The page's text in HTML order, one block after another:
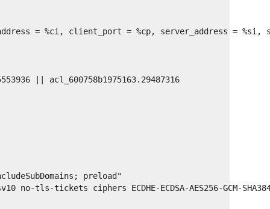
client_port = %cp, server_address = %si,
|| acl_600758b1975163.29487316
preload"
ECDSA-AES256-GCM-SHA384:ECDHE-RSA-